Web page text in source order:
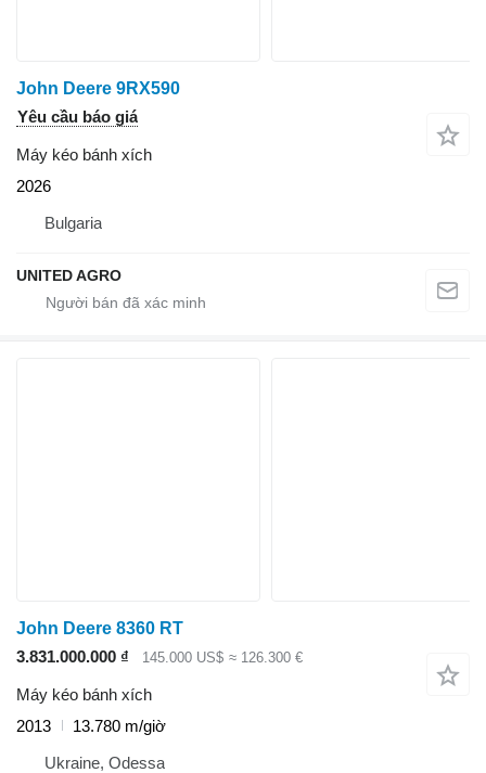
John Deere 9RX590
Yêu cầu báo giá
Máy kéo bánh xích
2026
Bulgaria
UNITED AGRO
John Deere 8360 RT
3.831.000.000 ₫
145.000 US$ ≈ 126.300 €
Máy kéo bánh xích
2013
13.780 m/giờ
Ukraine, Odessa